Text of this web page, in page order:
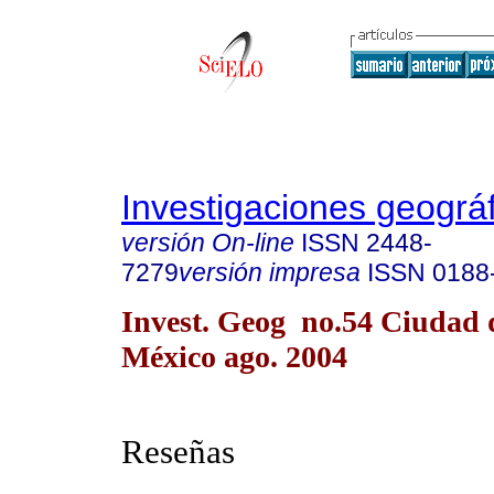
Investigaciones
versión On-line ISSN 2448-
7279versión impresa ISSN
Invest. Geog no.54 Ciudad
México ago. 2004
Reseñas